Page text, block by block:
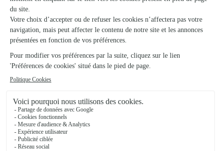
★ ★ ★ ★4.6 (69)
49 grand rue
Voir la boutique
Ils ont fait livrer des fleurs ou une plante à